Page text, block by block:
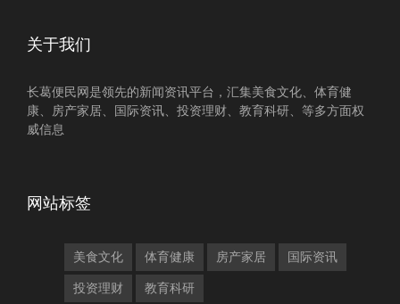
关于我们
长葛便民网是领先的新闻资讯平台，汇集美食文化、体育健
康、房产家居、国际资讯、投资理财、教育科研、等多方面权
威信息
网站标签
美食文化 体育健康 房产家居 国际资讯
投资理财 教育科研